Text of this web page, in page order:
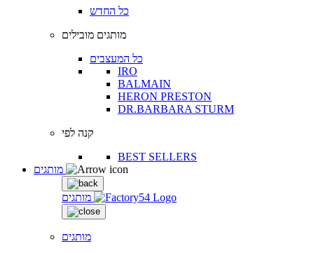
כל החדש
מותגים מובילים
כל המעצבים
IRO
BALMAIN
HERON PRESTON
DR.BARBARA STURM
קנה לפי
BEST SELLERS
מותגים
מותגים